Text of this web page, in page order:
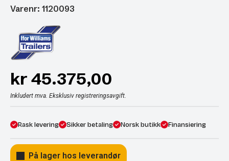
Varenr: 1120093
kr 45.375,00
Inkludert mva. Eksklusiv registreringsavgift.
Rask levering Sikker betaling Norsk butikk Finansiering
På lager hos leverandør